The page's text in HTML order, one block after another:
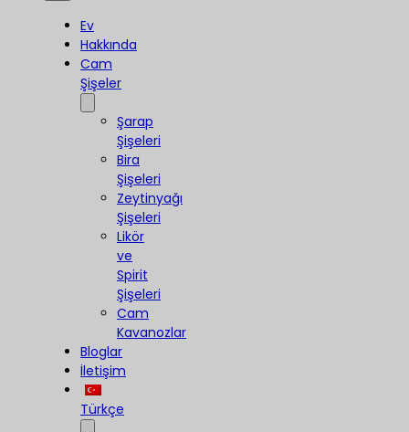
Ev
Hakkında
Cam
Şişeler
Şarap
Şişeleri
Bira
Şişeleri
Zeytinyağı
Şişeleri
Likör
ve
Spirit
Şişeleri
Cam
Kavanozlar
Bloglar
İletişim
Türkçe